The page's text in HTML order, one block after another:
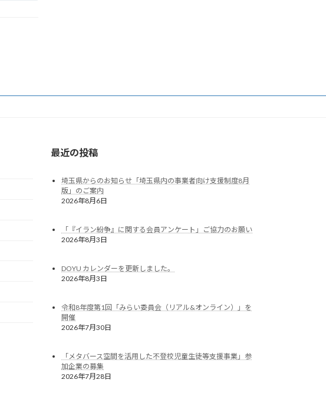
最近の投稿
埼玉県からのお知らせ「埼玉県内の事業者向け支援制度8月
版」のご案内
2026年8月6日
「『イラン紛争』に関する会員アンケート」ご協力のお願い
2026年8月3日
DOYU カレンダーを更新しました。
2026年8月3日
令和8年度第1回「みらい委員会（リアル&オンライン）」を
開催
2026年7月30日
「メタバース空間を活用した不登校児童生徒等支援事業」参
加企業の募集
2026年7月28日